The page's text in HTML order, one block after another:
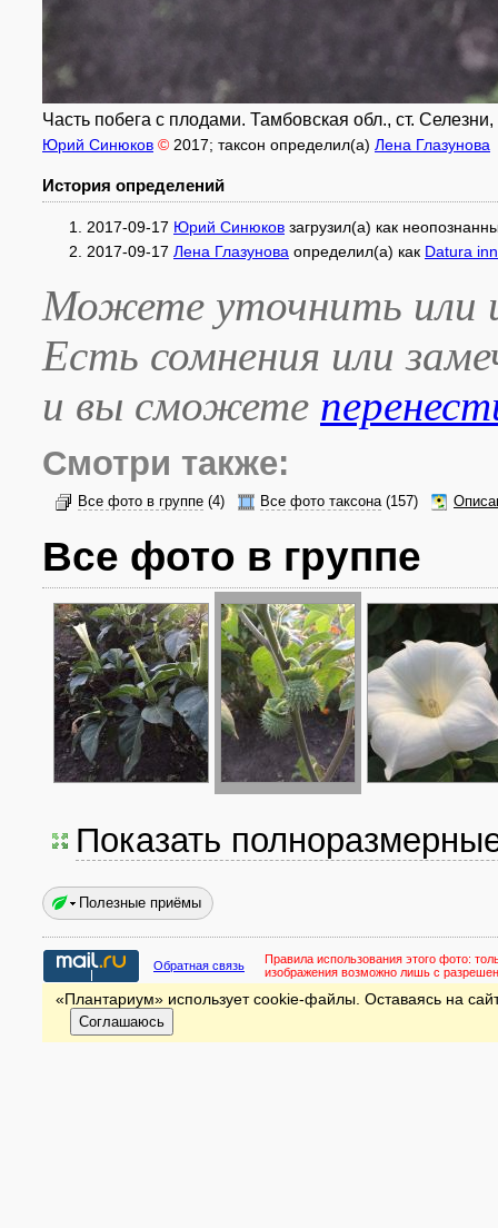
Часть побега с плодами. Тамбовская обл., ст.
Юрий Синюков © 2017; таксон определил(а) Лена Глазунова
История определений
2017-09-17 Юрий Синюков загрузил(а) как
2017-09-17 Лена Глазунова определил(а) как Datura
Можете уточнить или
Есть сомнения или
и вы сможете
Смотри также:
Все фото в группе (4) Все фото таксона(157)
Все фото в группе
Показать
Полезные приёмы
Обратная связь Правила использования этого фото:
изображения возможно лишь с
«Плантариум» использует cookie-файлы. Оставаясь на
Соглашаюсь